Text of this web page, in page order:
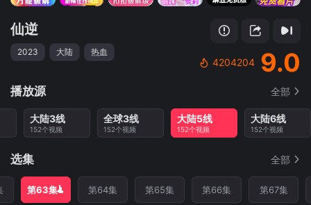
仙逆
2023 大陆 热血
4204204 9.0
播放源 全部
大陆3线
152个视频
全球3线
152个视频
大陆5线
152个视频
大陆6线
152个视频
选集 全部
第63集 第64集 第65集 第66集 第67集